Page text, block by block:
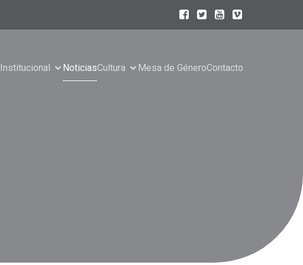
Institucional NoticiasCultura Mesa de GéneroContacto